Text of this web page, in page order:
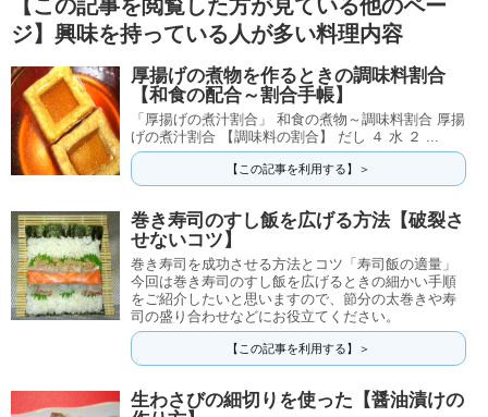
【この記事を閲覧した方が見ている他のペー
ジ】興味を持っている人が多い料理内容
厚揚げの煮物を作るときの調味料割合
【和食の配合～割合手帳】
「厚揚げの煮汁割合」 和食の煮物～調味料割合 厚揚
げの煮汁割合 【調味料の割合】 だし ４ 水 ２ ...
【この記事を利用する】＞
巻き寿司のすし飯を広げる方法【破裂さ
せないコツ】
巻き寿司を成功させる方法とコツ「寿司飯の適量」
今回は巻き寿司のすし飯を広げるときの細かい手順
をご紹介したいと思いますので、節分の太巻きや寿
司の盛り合わせなどにお役立てください。
【この記事を利用する】＞
生わさびの細切りを使った【醤油漬けの